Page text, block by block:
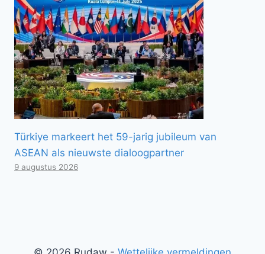
Türkiye markeert het 59-jarig jubileum van
ASEAN als nieuwste dialoogpartner
9 augustus 2026